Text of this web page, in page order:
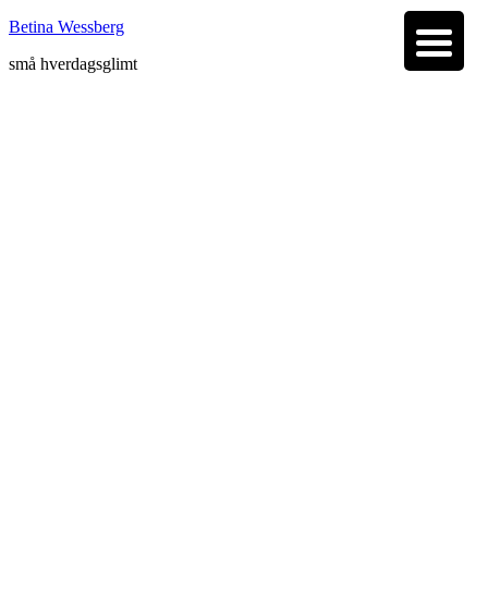
Betina Wessberg
små hverdagsglimt